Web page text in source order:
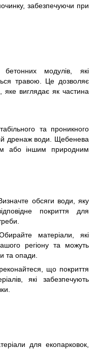
забезпечуючи при
модулів, які
травою. Це дозволяє
яке виглядає як частина
та проникного
дренаж води. Щебенева
або іншим природним
обсяги води, яку
покриття для
матеріали, які
регіону та можуть
та опади.
що покриття
які забезпечують
для екопарковок,